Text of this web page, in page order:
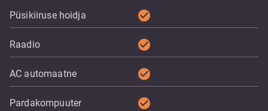
Püsikiiruse hoidja check_circle
Raadio check_circle
AC automaatne check_circle
Pardakompuuter check_circle